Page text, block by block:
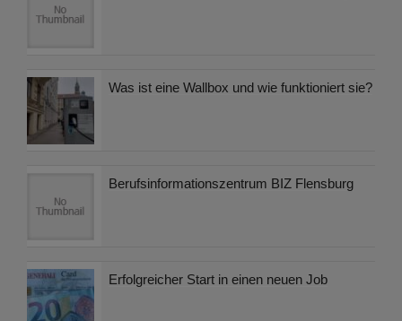
Was ist eine Wallbox und wie funktioniert sie?
Berufsinformationszentrum BIZ Flensburg
Erfolgreicher Start in einen neuen Job